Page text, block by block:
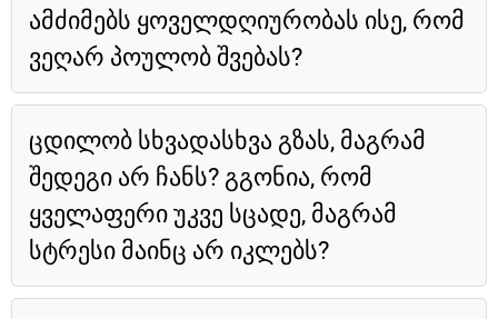
ამძიმებს ყოველდღიურობას ისე, რომ
ვეღარ პოულობ შვებას?
ცდილობ სხვადასხვა გზას, მაგრამ
შედეგი არ ჩანს? გგონია, რომ
ყველაფერი უკვე სცადე, მაგრამ
სტრესი მაინც არ იკლებს?